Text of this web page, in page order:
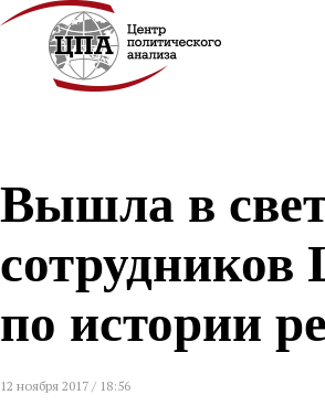
Вышла в
сотрудников
по истории
12 ноября 2017 / 18:56